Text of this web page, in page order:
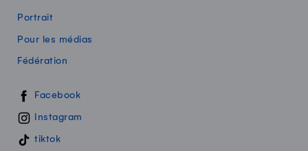
Portrait
Pour les médias
Fédération
Swissmilk sur les réseaux sociaux
Facebook
Instagram
tiktok